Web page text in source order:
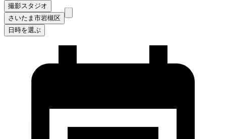
撮影スタジオ
さいたま市岩槻区
日時を選ぶ